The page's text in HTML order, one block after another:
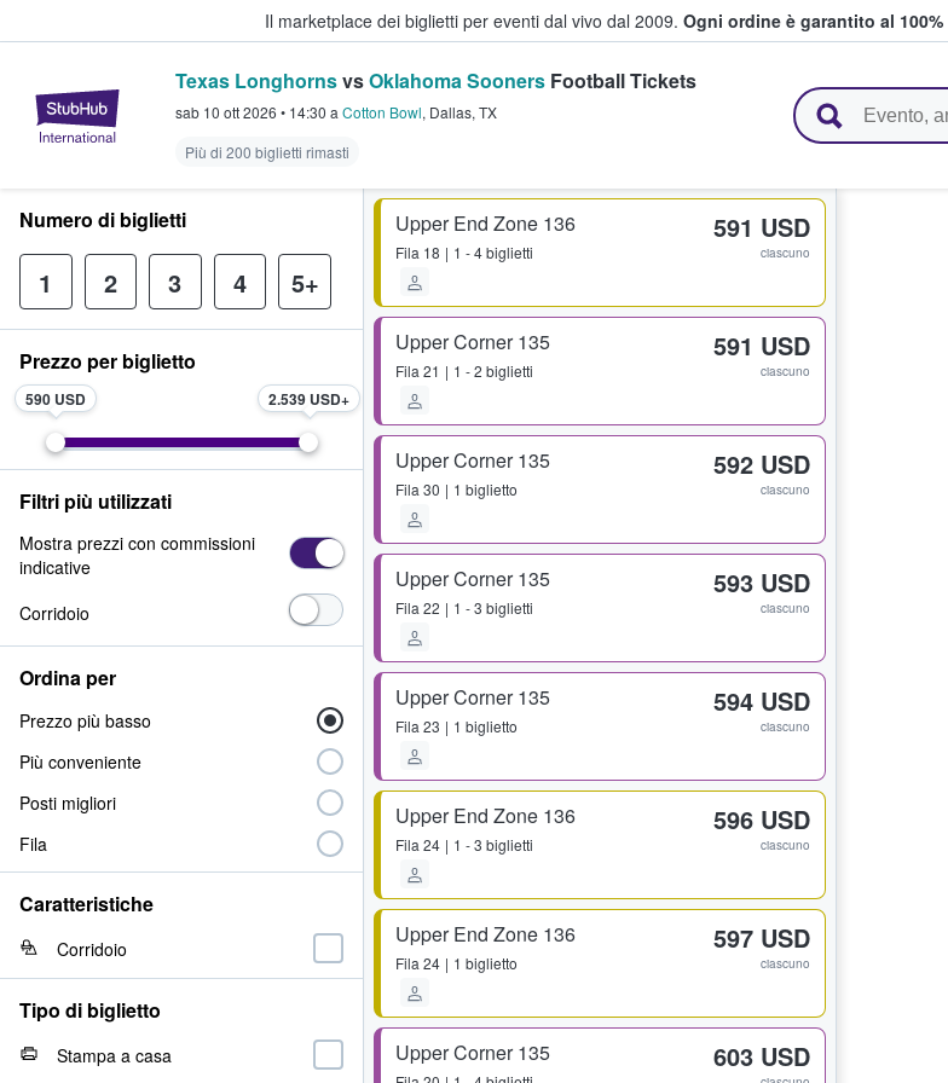
Il marketplace dei biglietti per eventi dal vivo dal 2009. Ogni ordine è garantito al 100%
StubHub - Dove i fan comprano e vendono biglietti
Texas LonghornsvsOklahoma Sooners Football Tickets
sab 10 ott 2026 • 14:30 a Cotton Bowl, Dallas, TX
Più di 200 biglietti rimasti
Upper End Zone 136
Fila 18 1 - 4 biglietti
591 USD
ciascuno
Upper Corner 135
Fila 21 1 - 2 biglietti
591 USD
ciascuno
Upper Corner 135
Fila 30 1 biglietto
592 USD
ciascuno
Upper Corner 135
Fila 22 1 - 3 biglietti
593 USD
ciascuno
Upper Corner 135
Fila 23 1 biglietto
594 USD
ciascuno
Upper End Zone 136
Fila 24 1 - 3 biglietti
596 USD
ciascuno
Upper End Zone 136
Fila 24 1 biglietto
597 USD
ciascuno
Upper Corner 135 603 USD
Numero di biglietti
1 2 3 4 5+
Prezzo per biglietto
590 USD 2.539 USD
Filtri più utilizzati
Mostra prezzi con commissioni
indicative
Corridoio
Ordina per
Prezzo più basso
Più conveniente
Posti migliori
Fila
Caratteristiche
Corridoio
Tipo di biglietto
Stampa a casa